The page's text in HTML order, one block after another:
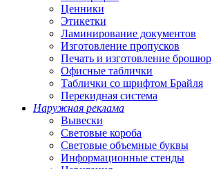
Ценники
Этикетки
Ламинирование документов
Изготовление пропусков
Печать и изготовление брошюр
Офисные таблички
Таблички со шрифтом Брайля
Перекидная система
Наружная реклама
Вывески
Световые короба
Световые объемные буквы
Информационные стенды